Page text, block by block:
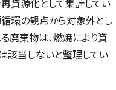
資源化として集計してい
循環の観点から対象外とし
廃棄物は、燃焼により資
該当しないと整理してい